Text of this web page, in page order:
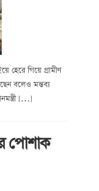
হেরে গিয়ে গ্রামীণ
বলেও মন্তব্য
[…]
পোশাক